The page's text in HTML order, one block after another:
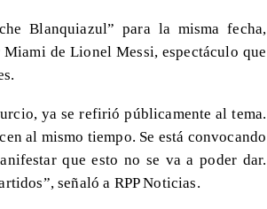
Blanquiazul” para la misma fecha,
de Lionel Messi, espectáculo que
ya se refirió públicamente al tema.
al mismo tiempo. Se está convocando
que esto no se va a poder dar.
señaló a RPP Noticias.